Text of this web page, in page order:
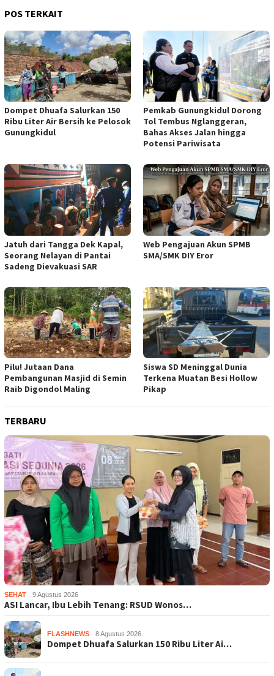
POS TERKAIT
Dompet Dhuafa Salurkan 150
Ribu Liter Air Bersih ke Pelosok
Gunungkidul
Pemkab Gunungkidul Dorong
Tol Tembus Nglanggeran,
Bahas Akses Jalan hingga
Potensi Pariwisata
Jatuh dari Tangga Dek Kapal,
Seorang Nelayan di Pantai
Sadeng Dievakuasi SAR
Web Pengajuan Akun SPMB
SMA/SMK DIY Eror
Pilu! Jutaan Dana
Pembangunan Masjid di Semin
Raib Digondol Maling
Siswa SD Meninggal Dunia
Terkena Muatan Besi Hollow
Pikap
TERBARU
SEHAT 9 Agustus 2026
ASI Lancar, Ibu Lebih Tenang: RSUD Wonos…
FLASHNEWS 8 Agustus 2026
Dompet Dhuafa Salurkan 150 Ribu Liter Ai…